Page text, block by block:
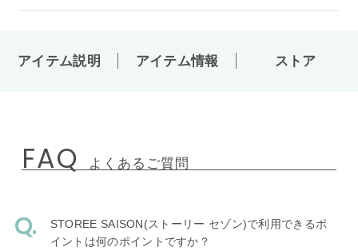
アイテム説明 アイテム情報 ストア
FAQ よくあるご質問
STOREE SAISON(ストーリー セゾン)で利用できるポ
イントは何のポイントですか？